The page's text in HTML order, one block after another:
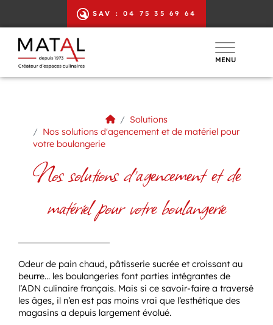
SAV : 04 75 35 69 64
MENU
Solutions
Nos solutions d'agencement et de matériel pour
votre boulangerie
Nos solutions d'agencement et de
matériel pour votre boulangerie
Odeur de pain chaud, pâtisserie sucrée et croissant au
beurre… les boulangeries font parties intégrantes de
l’ADN culinaire français. Mais si ce savoir-faire a traversé
les âges, il n’en est pas moins vrai que l’esthétique des
magasins a depuis largement évolué.
Panneau de gestion des cookies